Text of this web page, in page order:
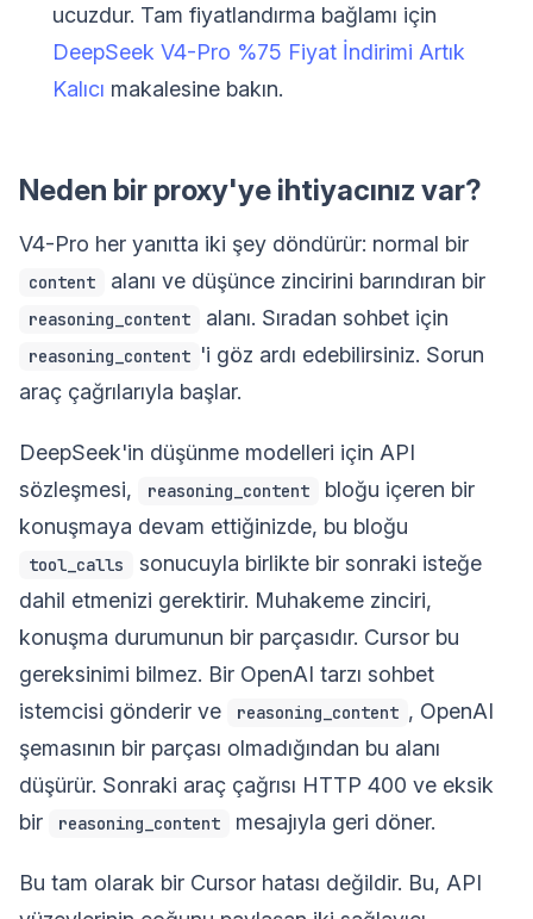
ucuzdur. Tam fiyatlandırma bağlamı için
DeepSeek V4-Pro %75 Fiyat İndirimi Artık
Kalıcı makalesine bakın.
Neden bir proxy'ye ihtiyacınız var?
V4-Pro her yanıtta iki şey döndürür: normal bir
content alanı ve düşünce zincirini barındıran bir
reasoning_content alanı. Sıradan sohbet için
reasoning_content 'i göz ardı edebilirsiniz. Sorun
araç çağrılarıyla başlar.
DeepSeek'in düşünme modelleri için API
sözleşmesi,
reasoning_content
bloğu içeren bir
konuşmaya devam ettiğinizde, bu bloğu
tool_calls
sonucuyla birlikte bir sonraki isteğe
dahil etmenizi gerektirir. Muhakeme zinciri,
konuşma durumunun bir parçasıdır. Cursor bu
gereksinimi bilmez. Bir OpenAI tarzı sohbet
istemcisi gönderir ve
reasoning_content , OpenAI
şemasının bir parçası olmadığından bu alanı
düşürür. Sonraki araç çağrısı HTTP 400 ve eksik
bir
reasoning_content mesajıyla geri döner.
Bu tam olarak bir Cursor hatası değildir. Bu, API